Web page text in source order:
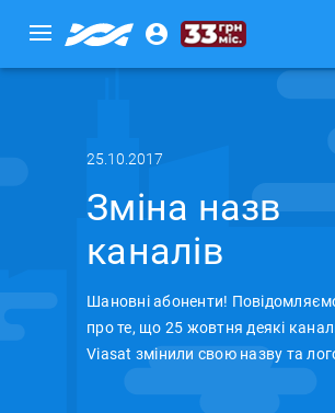
25.10.2017
Зміна назв
каналів
Шановні абоненти!
про те, що 25 жовтня деякі
Viasat змінили свою назву та